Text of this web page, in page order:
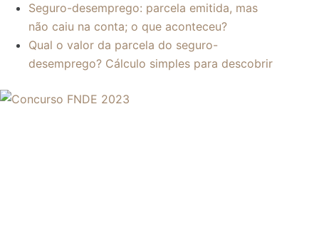
Seguro-desemprego: parcela emitida, mas
não caiu na conta; o que aconteceu?
Qual o valor da parcela do seguro-
desemprego? Cálculo simples para descobrir